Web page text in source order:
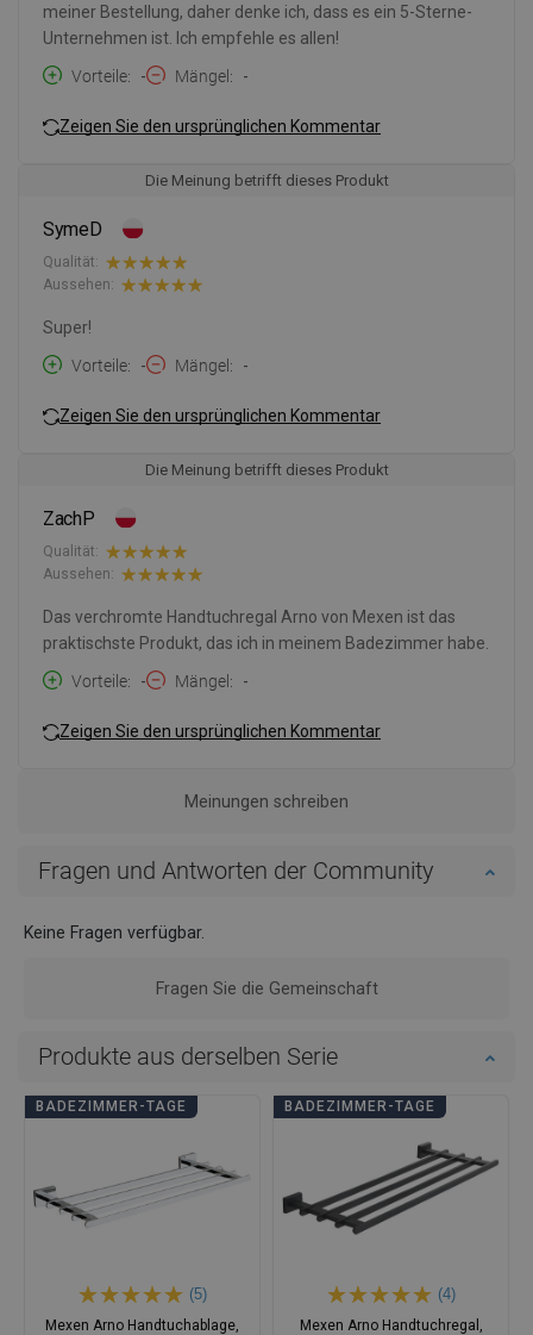
meiner Bestellung, daher denke ich, dass es ein 5-Sterne-
Unternehmen ist. Ich empfehle es allen!
Vorteile
- Mängel -
Zeigen Sie den ursprünglichen Kommentar
Die Meinung betrifft dieses Produkt
SymeD
Qualität:
Aussehen:
Super!
Vorteile
- Mängel -
Zeigen Sie den ursprünglichen Kommentar
Die Meinung betrifft dieses Produkt
ZachP
Qualität:
Aussehen:
Das verchromte Handtuchregal Arno von Mexen ist das
praktischste Produkt, das ich in meinem Badezimmer habe.
Vorteile
- Mängel -
Zeigen Sie den ursprünglichen Kommentar
Meinungen schreiben
Fragen und Antworten der Community
Keine Fragen verfügbar.
Fragen Sie die Gemeinschaft
Produkte aus derselben Serie
BADEZIMMER-TAGE
(5)
Mexen Arno Handtuchablage,
BADEZIMMER-TAGE
(4)
Mexen Arno Handtuchregal,